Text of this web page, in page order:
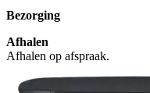
Bezorging
Afhalen
Afhalen op afspraak.